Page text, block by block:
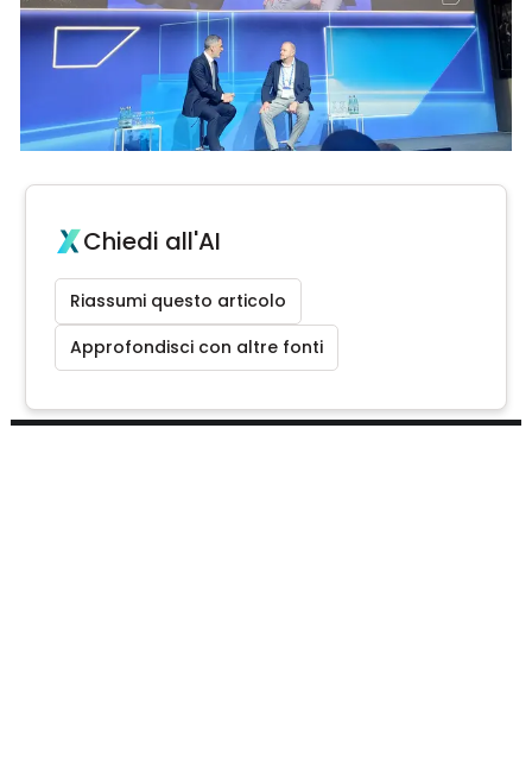
Chiedi all'AI
Riassumi questo articolo
Approfondisci con altre fonti